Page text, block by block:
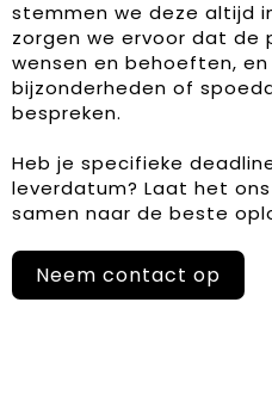
stemmen we deze altijd
zorgen we ervoor dat de
wensen en behoeften,
bijzonderheden of
bespreken.
Heb je specifieke
leverdatum? Laat het
samen naar de beste
Neem contact op